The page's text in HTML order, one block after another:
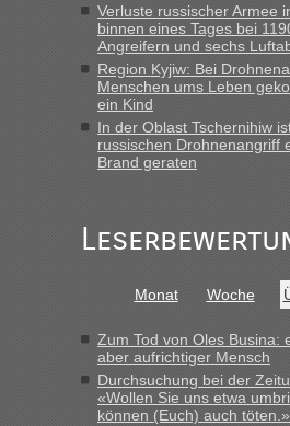
„Wir sind mit unserem Wohnmobil,
15.6. in Krakovets rüber. Sehr
Früh. Mit sehr sehr wenig Verkehr,
8 PKW vor der Schranke....“
inBerichte und Reisetipps •
Grenzübergang zwischen Polen
schnellsten?
schnell da auch Passagiere mit EU-
Berichte und
Grenzübergang zwischen Polen
„Bin am Montag 15.6.26 um 8 Uhr
das erste Mal an einem
vor mir, bin sonst der Erste oder
Minuten wurde dann die nächste
Verluste russischer Armee
binnen eines Tages bei
Angreifern und sechs
Region Kyjiw: Bei
Menschen ums Leben
ein Kind
In der Oblast Tschernihiw
russischen Drohnenangriff
Brand geraten
Monat Woche
Zum Tod von Oles Busina:
aber aufrichtiger Mensch
Durchsuchung bei der
«Wollen Sie uns etwa
können (Euch) auch töten.»